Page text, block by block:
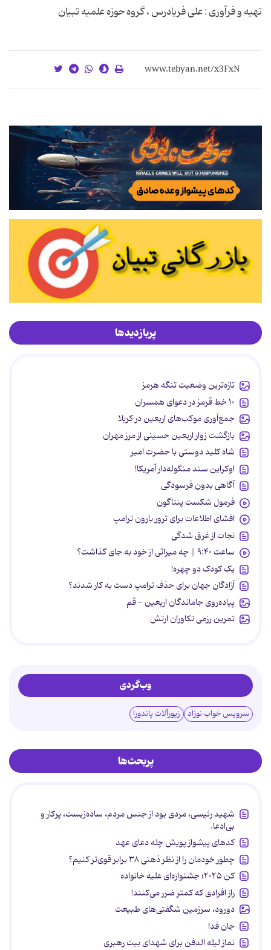
تهیه و فرآوری : علی فریادرس ، گروه حوزه علمیه تبیان
پربازدیدها
تازه‌ترین وضعیت تنگه هرمز
۱۰ خط قرمز در دعوای همسران
جمع‌آوری موکب‌های اربعین در کربلا
بازگشت زوار اربعین حسینی از مرز مهران
شاه کلید دوستی با حضرت امیر
اوکراین سند منگوله‌دار آمریکا!
آگاهی بدون فرسودگی
فرمول شکست پنتاگون
افشای اطلاعات برای ترور بارون ترامپ
نجات از غرق شدگی
ساعت ۹:۴۰ | چه میراثی از خود به جای گذاشت؟
یک کودک دو چهره!
آزادگان جهان برای حذف ترامپ دست به کار شدند؟
پیاده‌روی جاماندگان اربعین - قم
تمرین رزمی تکاوران ارتش
وب‌گردی
سرویس خواب نوزاد زیورآلات پاندورا
پربحث‌ها
شهید رئیسی، مردی بود از جنس مردم، ساده‌زیست، پرکار و
بی‌ادعا.
کدهای پیشواز پویش چله دعای عهد
چطور خودمان را از نظر ذهنی ۳۸ برابر قوی‌تر کنیم؟
کن ۲۰۲۵؛ جشنواره‌ای علیه خانواده
راز افرادی که کمتر ضرر می‌کنند!
دورود، سرزمین شگفتی‌های طبیعت
جان فدا
نماز لیله الدفن برای شهدای بیت رهبری